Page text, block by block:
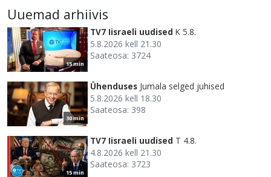
Uuemad arhiivis
15 min
TV7 Iisraeli uudised K 5.8.
5.8.2026 kell 21.30
Saateosa: 3724
30 min
Ühenduses Jumala selged juhised
5.8.2026 kell 18.30
Saateosa: 398
15 min
TV7 Iisraeli uudised T 4.8.
4.8.2026 kell 21.30
Saateosa: 3723